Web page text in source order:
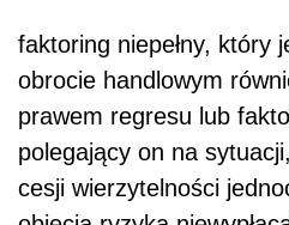
faktoring niepełny, który
obrocie handlowym
prawem regresu lub
polegający on na
cesji wierzytelności